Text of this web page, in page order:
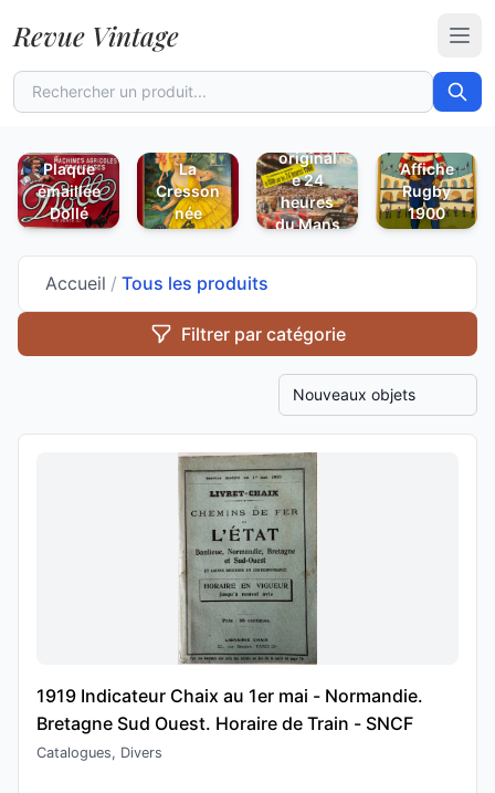
Revue Vintage
Plaque
émaillée
Dollé
La
Cresson
née
original
e 24
heures
du Mans
Affiche
Rugby
1900
Accueil / Tous les produits
Filtrer par catégorie
Trier les produits
1919 Indicateur Chaix au 1er mai - Normandie.
Bretagne Sud Ouest. Horaire de Train - SNCF
Catalogues, Divers